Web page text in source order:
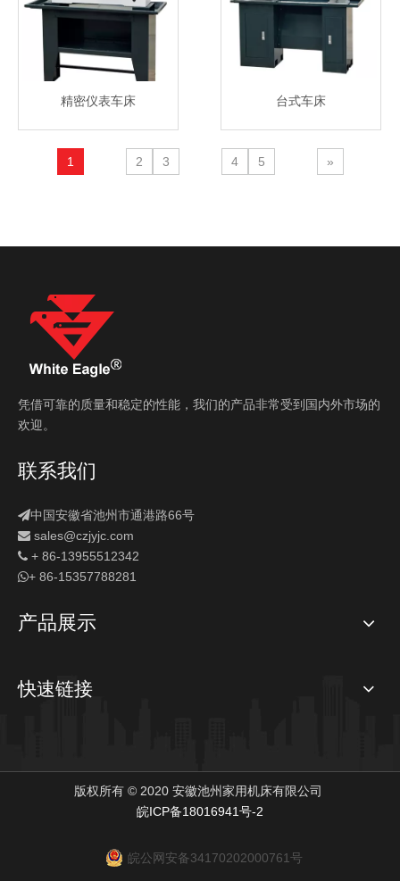
精密仪表车床 台式车床
1 2 3 4 5 »
凭借可靠的质量和稳定的性能，我们的产品非常受到国内外市场的
欢迎。
联系我们
中国安徽省池州市通港路66号
 sales@czjyjc.com
 + 86-13955512342
+ 86-15357788281
产品展示
快速链接
版权所有 © 2020 安徽池州家用机床有限公司
皖ICP备18016941号-2
皖公网安备34170202000761号